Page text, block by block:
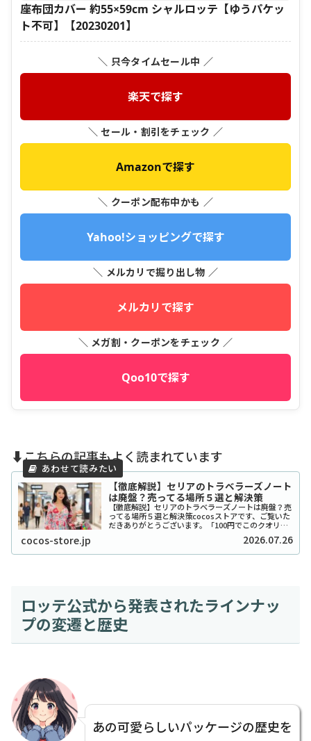
座布団カバー 約55×59cm シャルロッテ【ゆうパケッ
ト不可】【20230201】
＼ 只今タイムセール中 ／
楽天で探す
＼ セール・割引をチェック ／
Amazonで探す
＼ クーポン配布中かも ／
Yahoo!ショッピングで探す
＼ メルカリで掘り出し物 ／
メルカリで探す
＼ メガ割・クーポンをチェック ／
Qoo10で探す
⬇️こちらの記事もよく読まれています
【徹底解説】セリアのトラベラーズノート
は廃盤？売ってる場所５選と解決策
【徹底解説】セリアのトラベラーズノートは廃盤？売
ってる場所５選と解決策cocosストアです、ご覧いた
だきありがとうございます。「100円でこのクオリテ
ィ！？」とSNSで爆発的な人気を博したセリアのトラ
ベラーズノート風リフィルやカバーですが、...
cocos-store.jp 2026.07.26
ロッテ公式から発表されたラインナッ
プの変遷と歴史
あの可愛らしいパッケージの歴史を